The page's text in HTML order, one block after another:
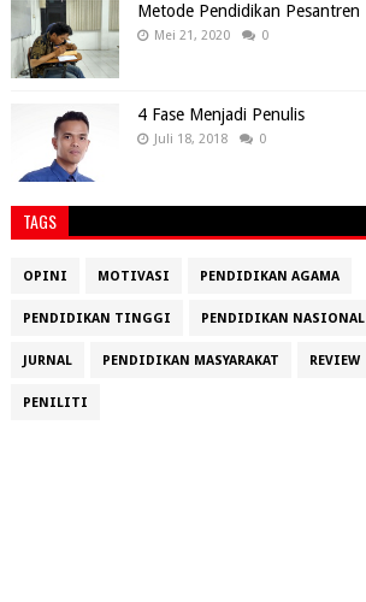
Metode Pendidikan Pesantren
Mei 21, 2020 0
4 Fase Menjadi Penulis
Juli 18, 2018 0
TAGS
OPINI MOTIVASI PENDIDIKAN AGAMA
PENDIDIKAN TINGGI PENDIDIKAN NASIONAL
JURNAL PENDIDIKAN MASYARAKAT REVIEW
PENILITI